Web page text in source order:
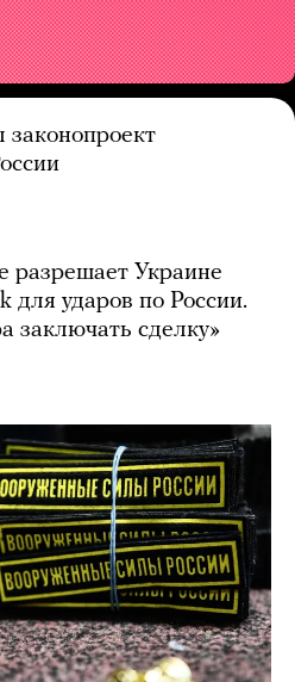
разрешает Украине
для ударов по России.
заключать сделку»